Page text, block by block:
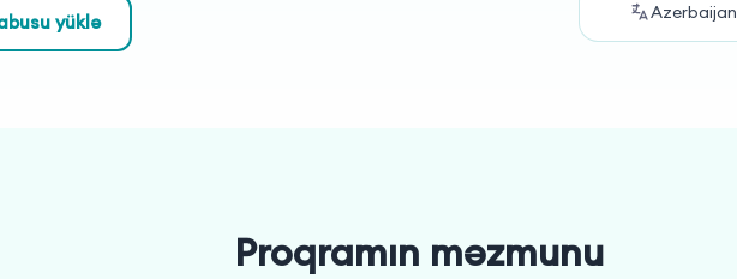
maşın öyrənməsi, etik məsələlər, gələcək perspektivlər və
aparılır. Bu layihə iştirakçılara BCI texnologiyasının
yüklə Azerbaijan
Proqramın məzmunu